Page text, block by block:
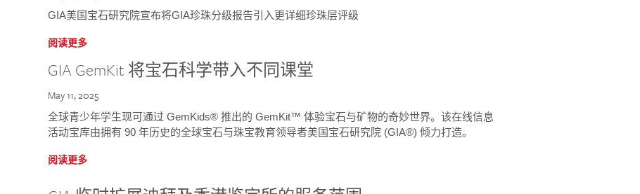
GIA美国宝石研究院宣布将GIA珍珠分级报告引入更详细珍珠层评级
阅读更多
GIA GemKit 将宝石科学带入不同课堂
May 11, 2025
全球青少年学生现可通过 GemKids® 推出的 GemKit™ 体验宝石与矿物的奇妙世界。该在线信息
活动宝库由拥有 90 年历史的全球宝石与珠宝教育领导者美国宝石研究院 (GIA®) 倾力打造。
阅读更多